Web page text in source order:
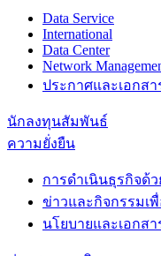
Data Service
International
Data Center
Network
ประกาศและเอกส
นักลงทุนสัมพันธ์
ความยั่งยืน
การดำเนินธุรกิจด้
ข่าวและกิจกรรมเ
นโยบายและเอกส